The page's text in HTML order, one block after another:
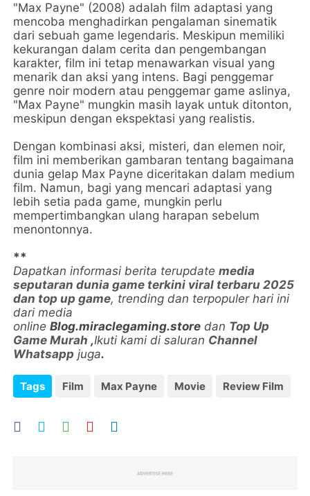
"Max Payne" (2008) adalah film adaptasi yang
mencoba menghadirkan pengalaman sinematik
dari sebuah game legendaris. Meskipun memiliki
kekurangan dalam cerita dan pengembangan
karakter, film ini tetap menawarkan visual yang
menarik dan aksi yang intens. Bagi penggemar
genre noir modern atau penggemar game aslinya,
"Max Payne" mungkin masih layak untuk ditonton,
meskipun dengan ekspektasi yang realistis.
Dengan kombinasi aksi, misteri, dan elemen noir,
film ini memberikan gambaran tentang bagaimana
dunia gelap Max Payne diceritakan dalam medium
film. Namun, bagi yang mencari adaptasi yang
lebih setia pada game, mungkin perlu
mempertimbangkan ulang harapan sebelum
menontonnya.
**
Dapatkan informasi berita terupdatemedia
seputaran dunia game terkini viral terbaru 2025
dan top up game, trending dan terpopuler hari ini
dari media
onlineBlog.miraclegaming.store dan Top Up
Game Murah ,Ikuti kami di saluran Channel
Whatsapp juga.
Tags Film Max Payne Movie Review Film